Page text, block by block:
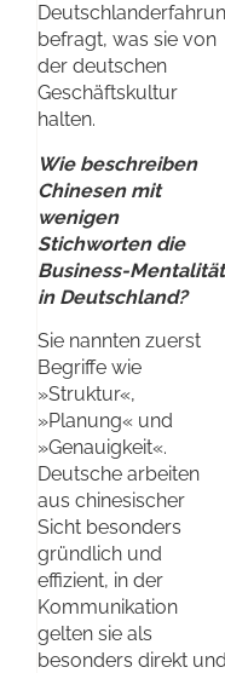
befragt, was sie von
der deutschen
Geschäftskultur
halten.
Wie beschreiben
Chinesen mit
wenigen
Stichworten die
Business-Mentalität
in Deutschland?
Sie nannten zuerst
Begriffe wie
»Struktur«,
»Planung« und
»Genauigkeit«.
Deutsche arbeiten
aus chinesischer
Sicht besonders
gründlich und
effizient, in der
Kommunikation
gelten sie als
besonders direkt und